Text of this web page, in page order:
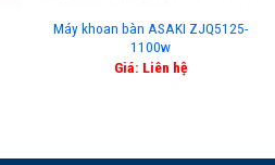
Máy khoan bàn ASAKI ZJQ5125-
1100w
Giá: Liên hệ